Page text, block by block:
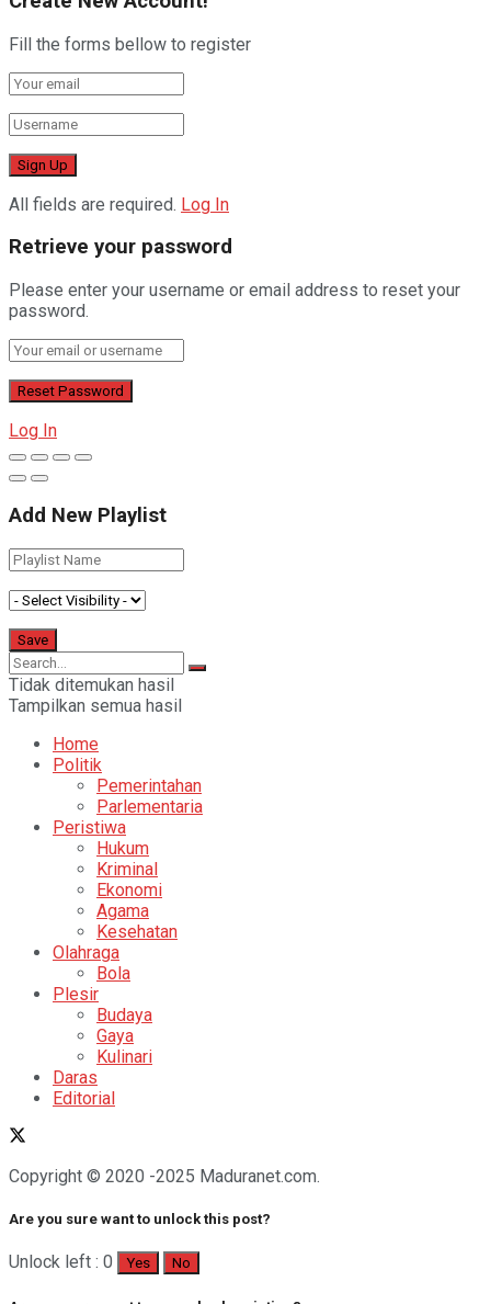
Fill the forms bellow to register
All fields are required. Log In
Retrieve your password
Please enter your username or email address to reset your
password.
Log In
Add New Playlist
Tidak ditemukan hasil
Tampilkan semua hasil
Home
Politik
Pemerintahan
Parlementaria
Peristiwa
Hukum
Kriminal
Ekonomi
Agama
Kesehatan
Olahraga
Bola
Plesir
Budaya
Gaya
Kulinari
Daras
Editorial
Copyright © 2020 -2025 Maduranet.com.
Are you sure want to unlock this post?
Unlock left : 0 Yes No